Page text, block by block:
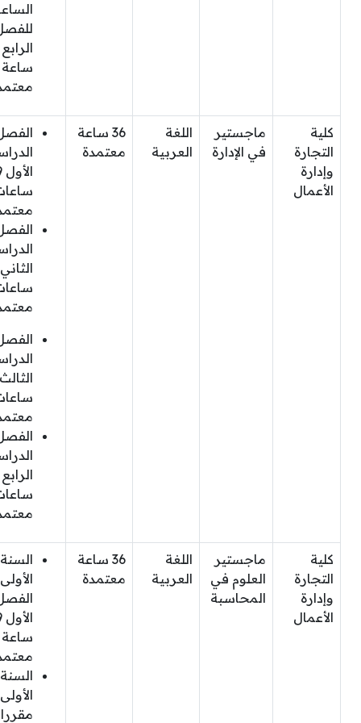
ساعة
كلية
التجارة
وإدارة
الأعمال
ماجستير
في الإدارة
اللغة
العربية
36 ساعة
معتمدة
كلية
التجارة
وإدارة
الأعمال
ماجستير
العلوم في
المحاسبة
اللغة
العربية
36 ساعة
معتمدة
السنة
الأولى
ساعة
السنة
الأولى